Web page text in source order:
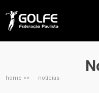
home >> notícias